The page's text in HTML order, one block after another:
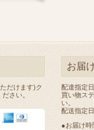
だけます)ク
さい。
お届
配達指定
買い物ス
い。
配送指定
●お届け時